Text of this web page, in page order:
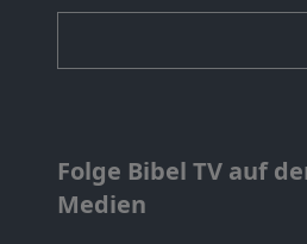
Folge Bibel TV auf
Medien